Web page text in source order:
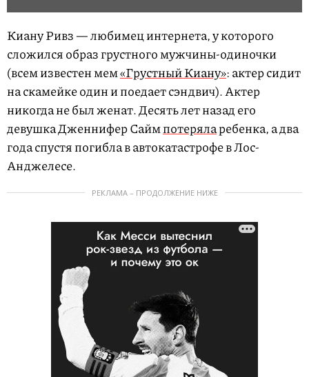
Киану Ривз — любимец интернета, у которого
сложился образ грустного мужчины-одиночки
(всем известен мем«Грустный Киану»: актер сидит
на скамейке один и поедает сэндвич). Актер
никогда не был женат. Десять лет назад его
девушка Дженнифер Саймпотеряларебенка, а два
года спустя погибла в автокатастрофе в Лос-
Анджелесе.
РЕКЛАМА – ПРОДОЛЖЕНИЕ НИЖЕ